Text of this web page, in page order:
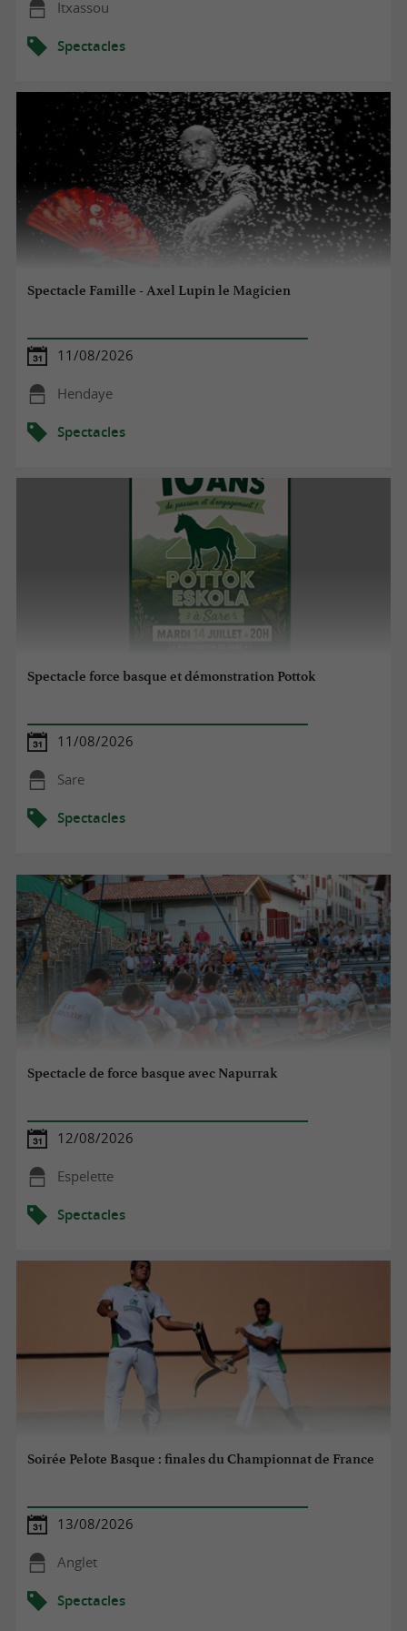
Itxassou
Spectacles
Spectacle Famille - Axel Lupin le Magicien
11/08/2026
Hendaye
Spectacles
Spectacle force basque et démonstration Pottok
11/08/2026
Sare
Spectacles
Spectacle de force basque avec Napurrak
12/08/2026
Espelette
Spectacles
Soirée Pelote Basque : finales du Championnat de France
13/08/2026
Anglet
Spectacles